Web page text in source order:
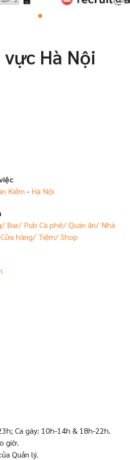
Hà Nội
Kiếm - Hà Nội
Bar/ PubCà phê/ Quán ăn/ Nhà
Cửa hàng/ Tiệm/ Shop
Ca gãy: 10h-14h & 18h-22h.
giờ.
Quản lý.